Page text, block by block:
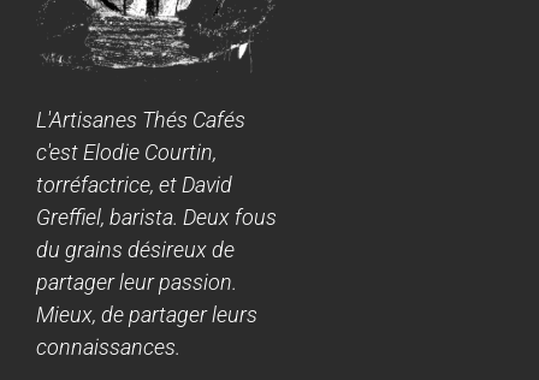
L'Artisanes Thés Cafés
c'est Elodie Courtin,
torréfactrice, et David
Greffiel, barista. Deux fous
du grains désireux de
partager leur passion.
Mieux, de partager leurs
connaissances.